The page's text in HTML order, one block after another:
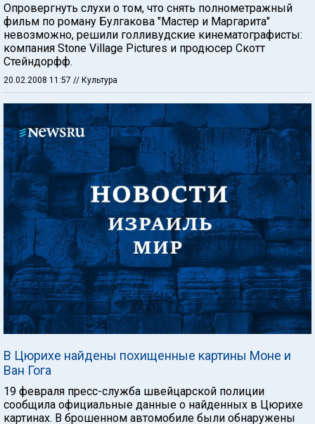
Опровергнуть слухи о том, что снять полнометражный
фильм по роману Булгакова "Мастер и Маргарита"
невозможно, решили голливудские кинематографисты:
компания Stone Village Pictures и продюсер Скотт
Стейндорфф.
20.02.2008 11:57 // Культура
В Цюрихе найдены похищенные картины Моне и
Ван Гога
19 февраля пресс-служба швейцарской полиции
сообщила официальные данные о найденных в Цюрихе
картинах. В брошенном автомобиле были обнаружены